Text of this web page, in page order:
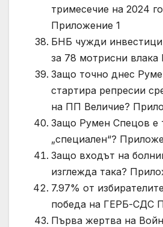
тримесечие на 2024
Приложение 1
БНБ чужди
за 78 мотрисни
Защо точно днес
стартира репресии
на ПП Величие?
Защо Румен Спецов е
„специален“?
Защо входът на
изглежда така?
7.97% от
победа на ГЕРБ-СДС
Първа жертва на